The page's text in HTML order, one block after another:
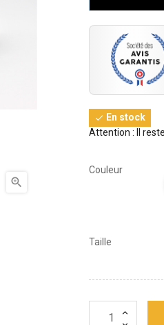

 En stock
Attention : Il
Couleur
Taille